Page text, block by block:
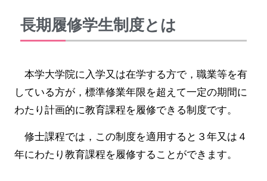
長期履修学生制度とは
本学大学院に入学又は在学する方で，職業等を有
している方が，標準修業年限を超えて一定の期間に
わたり計画的に教育課程を履修できる制度です。
修士課程では，この制度を適用すると３年又は４
年にわたり教育課程を履修することができます。